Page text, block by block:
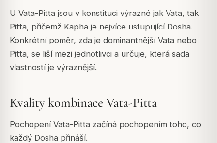
U Vata-Pitta jsou v konstituci výrazné jak Vata, tak
Pitta, přičemž Kapha je nejvíce ustupující Dosha.
Konkrétní poměr, zda je dominantnější Vata nebo
Pitta, se liší mezi jednotlivci a určuje, která sada
vlastností je výraznější.
Kvality kombinace Vata-Pitta
Pochopení Vata-Pitta začíná pochopením toho, co
každý Dosha přináší.